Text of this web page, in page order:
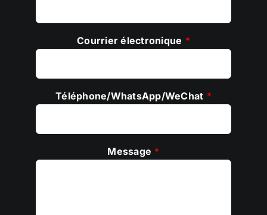
Courrier électronique *
Téléphone/WhatsApp/WeChat *
Message *